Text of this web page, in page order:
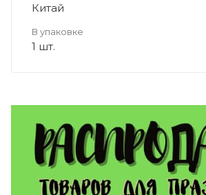
Китай
В упаковке
1 шт.